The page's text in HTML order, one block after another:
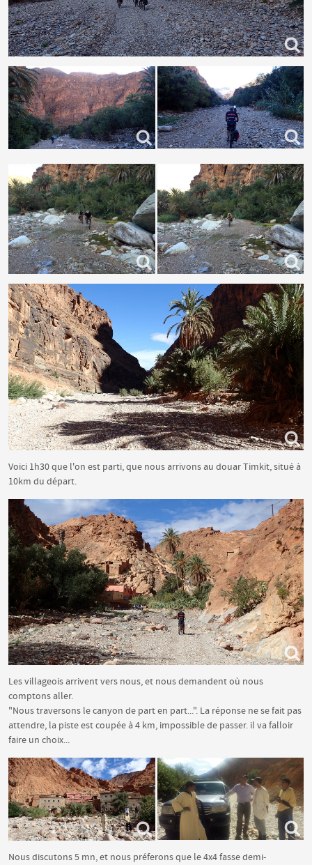
Voici 1h30 que l'on est parti, que nous arrivons au douar Timkit, situé à
10km du départ.
Les villageois arrivent vers nous, et nous demandent où nous
comptons aller.
"Nous traversons le canyon de part en part...". La réponse ne se fait pas
attendre, la piste est coupée à 4 km, impossible de passer. il va falloir
faire un choix...
Nous discutons 5 mn, et nous préferons que le 4x4 fasse demi-